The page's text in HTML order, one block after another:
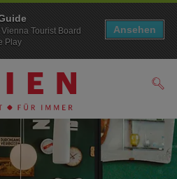
Tourist Board
Play
Ansehen